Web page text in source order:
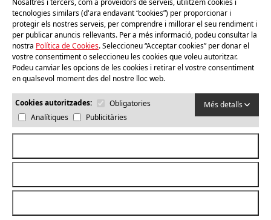
1l
Suc Poma Royal Gala
Comprar
© 2026MOOMA. TOTS ELS DRETS RESERVATS
Nosaltres i tercers, com a proveïdors de serveis, utilitzem cookies i
tecnologies similars (d'ara endavant “cookies”) per proporcionar i
protegir els nostres serveis, per comprendre i millorar el seu rendiment i
per publicar anuncis rellevants. Per a més informació, podeu consultar la
nostra Política de Cookies. Seleccioneu “Acceptar cookies” per donar el
vostre consentiment o seleccioneu les cookies que voleu autoritzar.
Podeu canviar les opcions de les cookies i retirar el vostre consentiment
en qualsevol moment des del nostre lloc web.
Cookies autoritzades:
Obligatories
Analítiques
Publicitàries
Més detalls